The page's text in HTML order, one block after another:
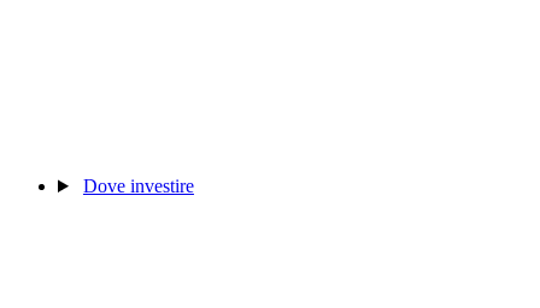
Dove investire